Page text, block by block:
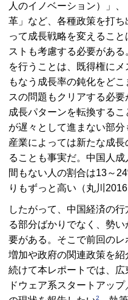
人のイノベーション）」
革」など、各種政策を打
って成長戦略を変えるこ
ストも考慮する必要があ
を行うことは、既得権に
もなう成長率の鈍化をど
スの問題もクリアする必
成長パターンを転換する
が遅々として進まない部分
産業によっては新たな成
ることも事実だ。中国人
間もない人の割合は13～
りもずっと高い（丸川2016
したがって、中国経済の
る部分ばかりでなく、勢
要がある。そこで前回の
増加や政府の関連政策を
続けて本レポートでは、
ドウェア系スタートアッ
2